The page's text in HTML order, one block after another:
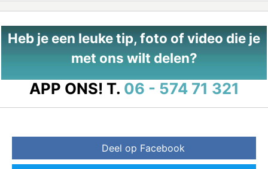
Heb je een leuke tip, foto of video die je
met ons wilt delen?
APP ONS! T. 06 - 574 71 321
Deel op Facebook